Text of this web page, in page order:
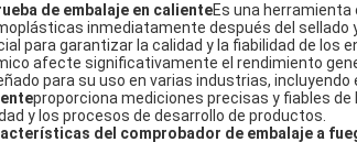
de embalaje en calienteEs una
inmediatamente después del sellado
para garantizar la calidad y la fiabilidad de los
afecte significativamente el rendimiento
para su uso en varias industrias,
proporciona mediciones precisas y fiables
y los procesos de desarrollo de productos.
del comprobador de embalaje a